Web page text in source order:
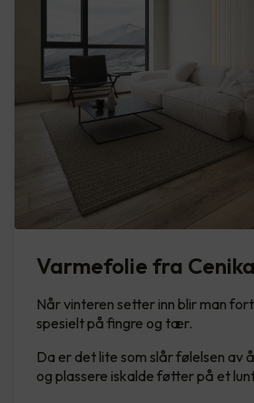
Varmefolie fra Cenika
Når vinteren setter inn blir man
spesielt på fingre og tær.
Da er det lite som slår følelsen av
og plassere iskalde føtter på et